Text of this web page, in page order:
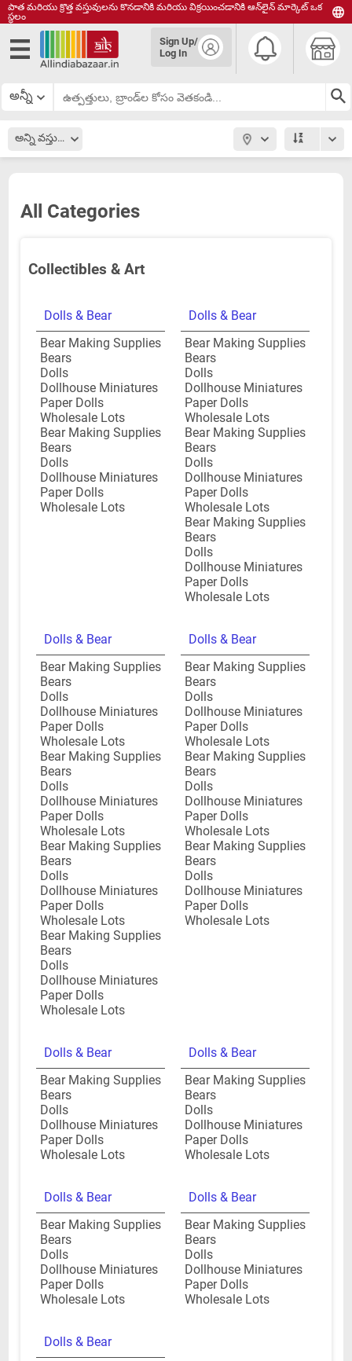
పాత మరియు క్రొత్త వస్తువులను కొనడానికి మరియు విక్రయించడానికి ఆన్‌లైన్ మార్కెట్ ఒక
స్థలం
అన్నీ
Sign Up/
Log In
అన్ని వస్తువులు
All Categories
Collectibles & Art
Dolls & Bear
Bear Making Supplies
Bears
Dolls
Dollhouse Miniatures
Paper Dolls
Wholesale Lots
Bear Making Supplies
Bears
Dolls
Dollhouse Miniatures
Paper Dolls
Wholesale Lots
Dolls & Bear
Bear Making Supplies
Bears
Dolls
Dollhouse Miniatures
Paper Dolls
Wholesale Lots
Bear Making Supplies
Bears
Dolls
Dollhouse Miniatures
Paper Dolls
Wholesale Lots
Bear Making Supplies
Bears
Dolls
Dollhouse Miniatures
Paper Dolls
Wholesale Lots
Dolls & Bear
Bear Making Supplies
Bears
Dolls
Dollhouse Miniatures
Paper Dolls
Wholesale Lots
Bear Making Supplies
Bears
Dolls
Dollhouse Miniatures
Paper Dolls
Wholesale Lots
Bear Making Supplies
Bears
Dolls
Dollhouse Miniatures
Paper Dolls
Wholesale Lots
Bear Making Supplies
Bears
Dolls
Dollhouse Miniatures
Paper Dolls
Wholesale Lots
Dolls & Bear
Bear Making Supplies
Bears
Dolls
Dollhouse Miniatures
Paper Dolls
Wholesale Lots
Bear Making Supplies
Bears
Dolls
Dollhouse Miniatures
Paper Dolls
Wholesale Lots
Bear Making Supplies
Bears
Dolls
Dollhouse Miniatures
Paper Dolls
Wholesale Lots
Dolls & Bear
Bear Making Supplies
Bears
Dolls
Dollhouse Miniatures
Paper Dolls
Wholesale Lots
Dolls & Bear
Bear Making Supplies
Bears
Dolls
Dollhouse Miniatures
Paper Dolls
Wholesale Lots
Dolls & Bear
Bear Making Supplies
Bears
Dolls
Dollhouse Miniatures
Paper Dolls
Wholesale Lots
Dolls & Bear
Bear Making Supplies
Bears
Dolls
Dollhouse Miniatures
Paper Dolls
Wholesale Lots
Dolls & Bear